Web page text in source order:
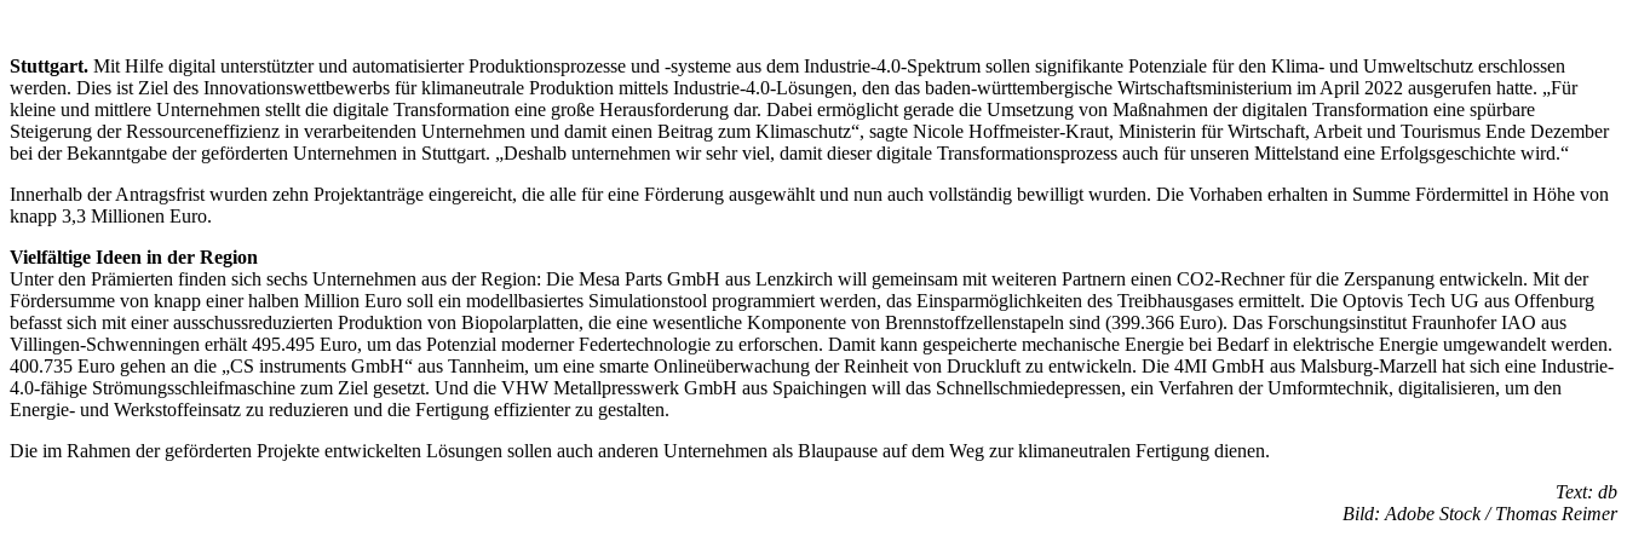
Stuttgart. Mit Hilfe digital unterstützter und automatisierter Produktionsprozesse und -systeme aus dem Industrie-4.0-Spektrum sollen signifikante Potenziale für den Klima- und Umweltschutz erschlossen
werden. Dies ist Ziel des Innovationswettbewerbs für klimaneutrale Produktion mittels Industrie-4.0-Lösungen, den das baden-württembergische Wirtschaftsministerium im April 2022 ausgerufen hatte. „Für
kleine und mittlere Unternehmen stellt die digitale Transformation eine große Herausforderung dar. Dabei ermöglicht gerade die Umsetzung von Maßnahmen der digitalen Transformation eine spürbare
Steigerung der Ressourceneffizienz in verarbeitenden Unternehmen und damit einen Beitrag zum Klimaschutz“, sagte Nicole Hoffmeister-Kraut, Ministerin für Wirtschaft, Arbeit und Tourismus Ende Dezember
bei der Bekanntgabe der geförderten Unternehmen in Stuttgart. „Deshalb unternehmen wir sehr viel, damit dieser digitale Transformationsprozess auch für unseren Mittelstand eine Erfolgsgeschichte wird.“
Innerhalb der Antragsfrist wurden zehn Projektanträge eingereicht, die alle für eine Förderung ausgewählt und nun auch vollständig bewilligt wurden. Die Vorhaben erhalten in Summe Fördermittel in Höhe von
knapp 3,3 Millionen Euro.
Vielfältige Ideen in der Region
Unter den Prämierten finden sich sechs Unternehmen aus der Region: Die Mesa Parts GmbH aus Lenzkirch will gemeinsam mit weiteren Partnern einen CO2-Rechner für die Zerspanung entwickeln. Mit der
Fördersumme von knapp einer halben Million Euro soll ein modellbasiertes Simulationstool programmiert werden, das Einsparmöglichkeiten des Treibhausgases ermittelt. Die Optovis Tech UG aus Offenburg
befasst sich mit einer ausschussreduzierten Produktion von Biopolarplatten, die eine wesentliche Komponente von Brennstoffzellenstapeln sind (399.366 Euro). Das Forschungsinstitut Fraunhofer IAO aus
Villingen-Schwenningen erhält 495.495 Euro, um das Potenzial moderner Federtechnologie zu erforschen. Damit kann gespeicherte mechanische Energie bei Bedarf in elektrische Energie umgewandelt werden.
400.735 Euro gehen an die „CS instruments GmbH“ aus Tannheim, um eine smarte Onlineüberwachung der Reinheit von Druckluft zu entwickeln. Die 4MI GmbH aus Malsburg-Marzell hat sich eine Industrie-
4.0-fähige Strömungsschleifmaschine zum Ziel gesetzt. Und die VHW Metallpresswerk GmbH aus Spaichingen will das Schnellschmiedepressen, ein Verfahren der Umformtechnik, digitalisieren, um den
Energie- und Werkstoffeinsatz zu reduzieren und die Fertigung effizienter zu gestalten.
Die im Rahmen der geförderten Projekte entwickelten Lösungen sollen auch anderen Unternehmen als Blaupause auf dem Weg zur klimaneutralen Fertigung dienen.
Text: db
Bild: Adobe Stock / Thomas Reimer